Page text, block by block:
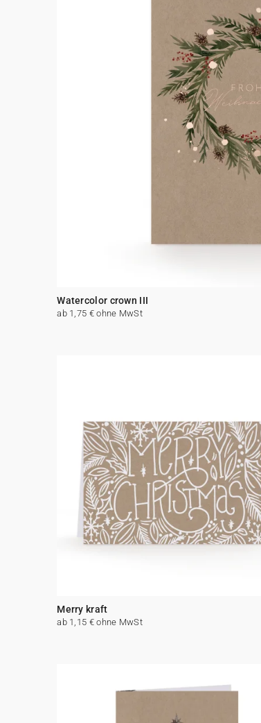
Watercolor crown III
ab 1,75 € ohne MwSt
Merry kraft
ab 1,15 € ohne MwSt